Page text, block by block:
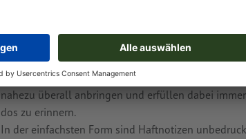
Haftnotizen: eine
Unzählige Versuche sind gescheitert,klassisch
ersetzen: Ob Microsoft Office oder ein
Klebezetteln wirklich gefährlich werden. Der
nahezu überall anbringen und erfüllen dabei
dos zu erinnern.
In der einfachsten Form sind Haftnotizen